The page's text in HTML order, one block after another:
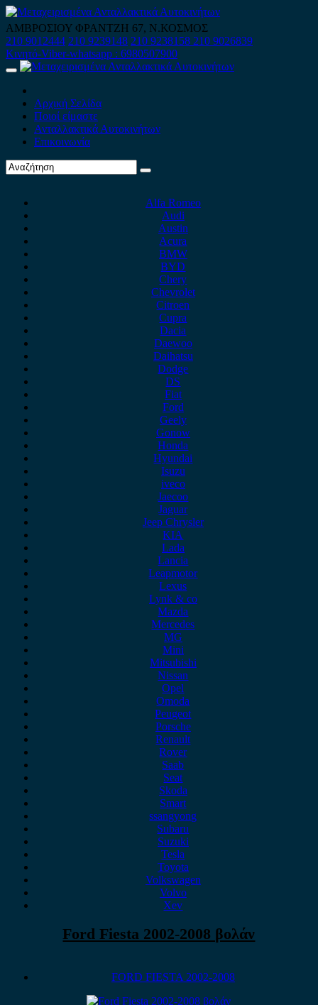
Skip
to
content
ΑΜΒΡΟΣΙΟΥ ΦΡΑΝΤΖΗ 67, Ν.ΚΟΣΜΟΣ
210 9012444 210 9239148 210 9238158 210 9026839
Κινητό-Viber-whatsapp : 6980507900
Primary
Αρχική Σελίδα
Ποιοί είμαστε
Ανταλλακτικά Αυτοκινήτων
Επικοινωνία
Alfa Romeo
Audi
Austin
Acura
BMW
BYD
Chery
Chevrolet
Citroen
Cupra
Dacia
Daewoo
Daihatsu
Dodge
DS
Fiat
Ford
Geely
Gonow
Honda
Hyundai
Isuzu
iveco
Jaecoo
Jaguar
Jeep Chrysler
KIA
Lada
Lancia
Leapmotor
Lexus
Lynk & co
Mazda
Mercedes
MG
Mini
Mitsubishi
Nissan
Opel
Omoda
Peugeot
Porsche
Renault
Rover
Saab
Seat
Skoda
Smart
ssangyong
Subaru
Suzuki
Tesla
Toyota
Volkswagen
Volvo
Xev
Ford Fiesta 2002-2008 βολάν
FORD FIESTA 2002-2008